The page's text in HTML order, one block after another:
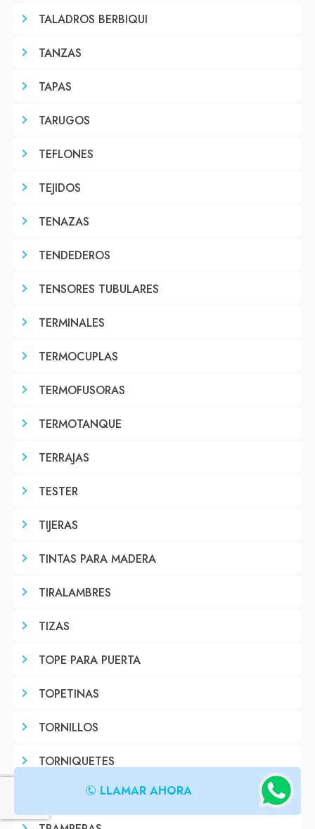
TALADROS BERBIQUI
TANZAS
TAPAS
TARUGOS
TEFLONES
TEJIDOS
TENAZAS
TENDEDEROS
TENSORES TUBULARES
TERMINALES
TERMOCUPLAS
TERMOFUSORAS
TERMOTANQUE
TERRAJAS
TESTER
TIJERAS
TINTAS PARA MADERA
TIRALAMBRES
TIZAS
TOPE PARA PUERTA
TOPETINAS
TORNILLOS
TORNIQUETES
TRABAS DE SEGURIDAD
LLAMAR AHORA